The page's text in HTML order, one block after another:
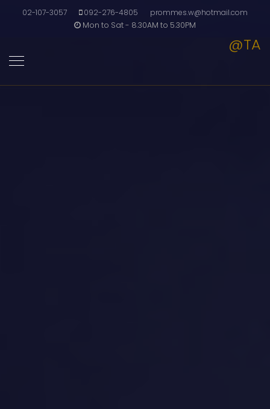
02-107-3057 092-276-4805
prommes.w@hotmail.com
Mon to Sat - 8.30AM to 5.30PM
@TA